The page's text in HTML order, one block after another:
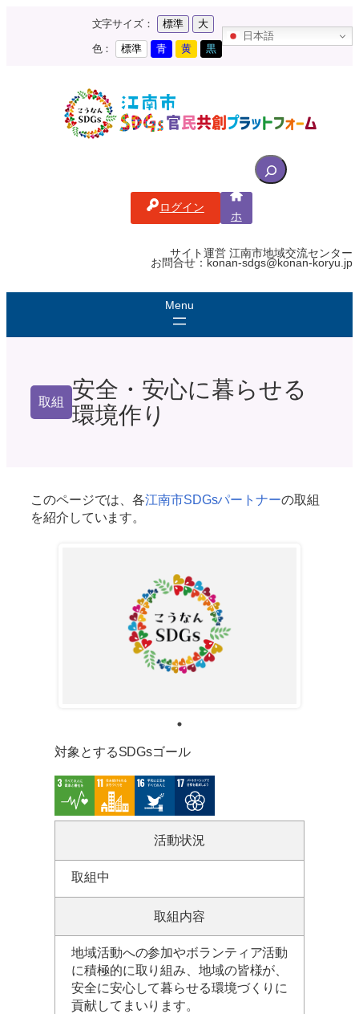
文字サイズ： 標準 大
色： 標準 青 黄 黒
日本語
a
r
h
f
r
ログイン
ホ
ム
サイト運営 江南市地域交流センター
お問合せ：konan-sdgs@konan-koryu.jp
取組
安全・安心に暮らせる
環境作り
このページでは、各江南市SDGsパートナーの取組
を紹介しています。
対象とするSDGsゴール
活動状況
取組中
取組内容
地域活動への参加やボランティア活動
に積極的に取り組み、地域の皆様が、
安全に安心して暮らせる環境づくりに
貢献してまいります。